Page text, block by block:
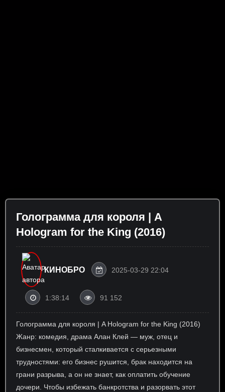
Голограмма для короля | A
Hologram for the King (2016)
КИНОБРО 2025-03-29 22:04
1:38:14 91 152
Голограмма для короля | A Hologram for the King (2016)
Жанр: комедия, драма Алан Клей — муж, отец и
бизнесмен, который сталкивается с серьезными
трудностями: его бизнес рушится, брак находится на
грани разрыва, а он не знает, как оплатить обучение
дочери. Чтобы избежать банкротства и разорвать этот